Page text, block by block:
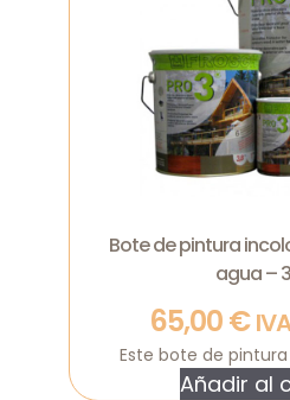
Bote de pintura
agua –
65,00€
Este bote de
Añadir al